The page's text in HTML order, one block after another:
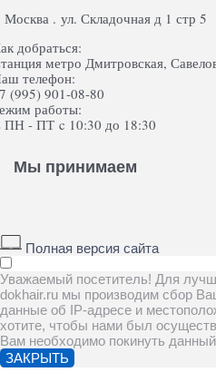
Москва . ул. Складочная д 1 стр 5
добраться:
метро Дмитровская,
телефон:
(995) 901-08-80
работы:
ПН - ПТ c 10:30 до 18:30
Мы принимаем
Полная версия сайта
Уважаемый посетитель! Для
dokhair.ru мы производим сбор
данные об IP-адресе и
хотите, чтобы нами был
Вам необходимо покинуть данный
ЗАКРЫТЬ